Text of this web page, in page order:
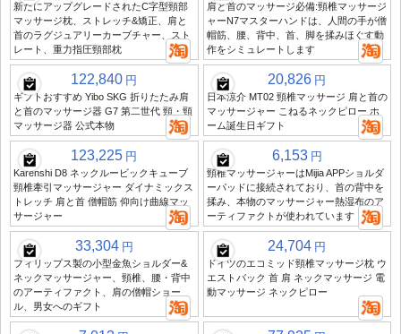
新たにアップグレードされたC字型頸部
マッサージ枕、ストレッチ&矯正、肩と
首のラグジュアリーカーブチャー、スト
レート、重力指圧頸部枕
肩と首のマッサージ必備:頸椎マッサージ
ャーN7マスターハンドは、人間の手が僧
帽筋、腰、背中、首、脚を揉みほぐす動
作をシミュレートします
122,840 円
ギフトおすすめ Yibo SKG 折りたたみ肩
と首のマッサージ器 G7 第二世代 頸・頸
マッサージ器 公式本物
20,826 円
日本涼介 MT02 頸椎マッサージ 肩と首の
マッサージャー こねるネックピロー ホ
ーム誕生日ギフト
123,225 円
Karenshi D8 ネックルービックキューブ
頸椎牽引マッサージャー ダイナミックス
トレッチ 肩と首 僧帽筋 仰向け曲線マッ
サージャー
6,153 円
頸椎マッサージャーはMijia APPショルダ
ーパッドに接続されており、首の背中を
揉み、本物のマッサージャー熱湿布のア
ーティファクトが使われています
33,304 円
フィリップス製の小型金魚ショルダー&
ネックマッサージャー、頸椎、腰・背中
のアーティファクト、肩の僧帽ショー
ル、男女へのギフト
24,704 円
ドイツのエコミッド頸椎マッサージ枕 ウ
エストバック 首 肩 ネックマッサージ 電
動マッサージ ネックピロー